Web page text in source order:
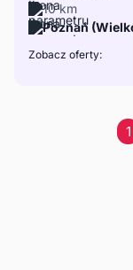
10 km
Poznań
Zobacz oferty:
1